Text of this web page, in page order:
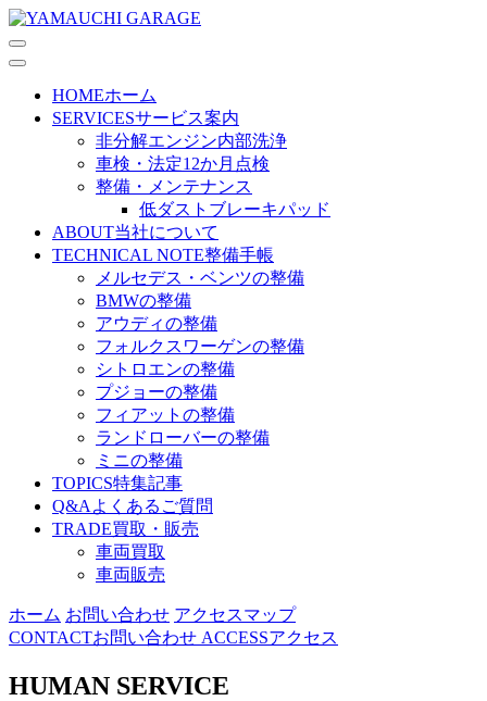
HOMEホーム
SERVICESサービス案内
非分解エンジン内部洗浄
車検・法定12か月点検
整備・メンテナンス
低ダストブレーキパッド
ABOUT当社について
TECHNICAL NOTE整備手帳
メルセデス・ベンツの整備
BMWの整備
アウディの整備
フォルクスワーゲンの整備
シトロエンの整備
プジョーの整備
フィアットの整備
ランドローバーの整備
ミニの整備
TOPICS特集記事
Q&A よくあるご質問
TRADE買取・販売
車両買取
車両販売
ホーム お問い合わせ アクセスマップ
CONTACTお問い合わせ ACCESSアクセス
HUMAN SERVICE